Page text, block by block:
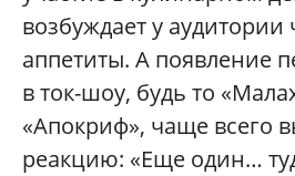
возбуждает у аудитории
аппетиты. А появление
в ток-шоу, будь то
«Апокриф», чаще всего
реакцию: «Еще один…